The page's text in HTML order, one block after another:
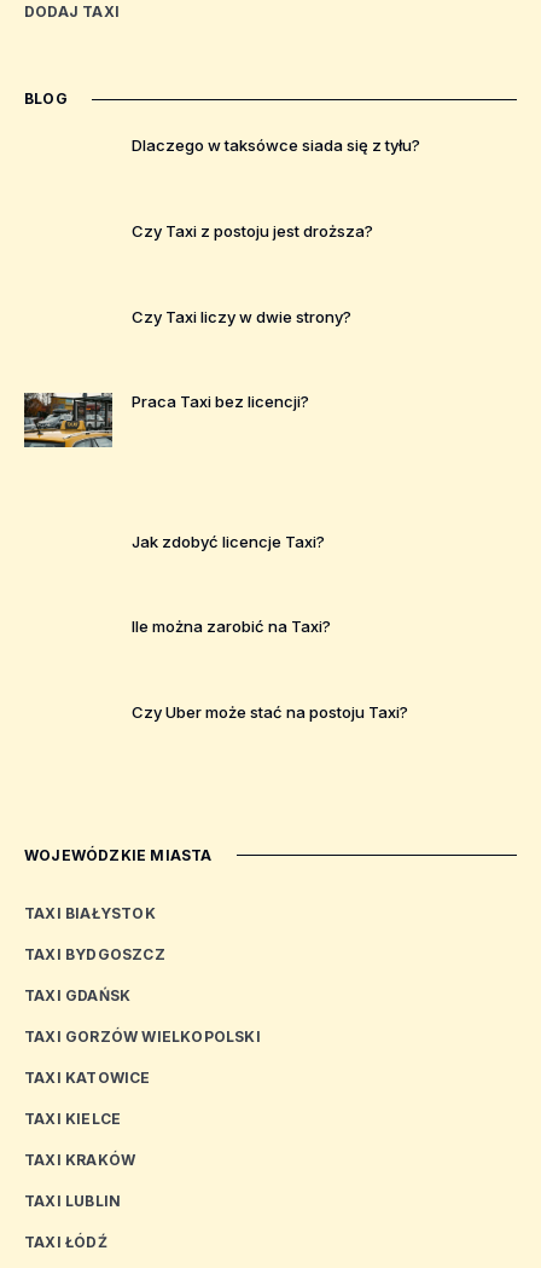
DODAJ TAXI
BLOG
Dlaczego w taksówce siada się z tyłu?
Czy Taxi z postoju jest droższa?
Czy Taxi liczy w dwie strony?
Praca Taxi bez licencji?
Jak zdobyć licencje Taxi?
Ile można zarobić na Taxi?
Czy Uber może stać na postoju Taxi?
WOJEWÓDZKIE MIASTA
TAXI BIAŁYSTOK
TAXI BYDGOSZCZ
TAXI GDAŃSK
TAXI GORZÓW WIELKOPOLSKI
TAXI KATOWICE
TAXI KIELCE
TAXI KRAKÓW
TAXI LUBLIN
TAXI ŁÓDŹ